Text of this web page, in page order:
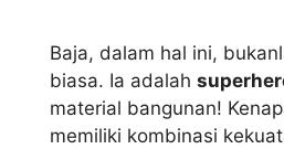
Baja, dalam hal ini,
biasa. Ia adalah
material bangunan!
memiliki kombinasi